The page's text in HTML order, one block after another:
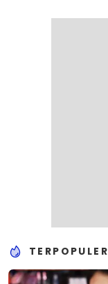
TERPOPULER